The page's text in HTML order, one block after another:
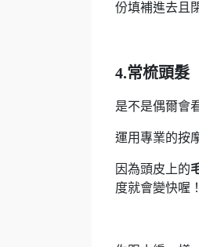
份填補進去且
4.常梳頭髮
是不是偶爾會
運用專業的按
因為頭皮上的
度就會變快喔！